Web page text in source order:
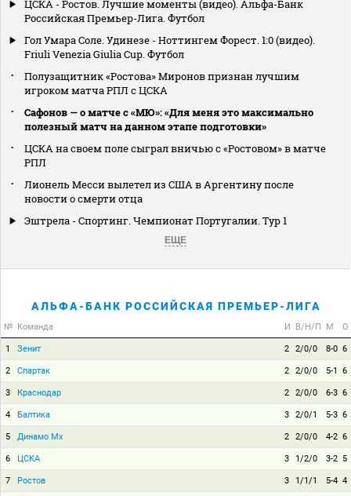
ЦСКА - Ростов. Лучшие моменты (видео). Альфа-Банк
Российская Премьер-Лига. Футбол
Гол Умара Соле. Удинезе - Ноттингем Форест. 1:0 (видео).
Friuli Venezia Giulia Cup. Футбол
Полузащитник «Ростова» Миронов признан лучшим
игроком матча РПЛ с ЦСКА
Сафонов — о матче с «МЮ»: «Для меня это максимально
полезный матч на данном этапе подготовки»
ЦСКА на своем поле сыграл вничью с «Ростовом» в матче
РПЛ
Лионель Месси вылетел из США в Аргентину после
новости о смерти отца
Эштрела - Спортинг. Чемпионат Португалии. Тур 1
ЕЩЕ
АЛЬФА-БАНК РОССИЙСКАЯ ПРЕМЬЕР-ЛИГА
№ Команда И В/Н/П М О
1 Зенит 2 2/0/0 8-0 6
2 Спартак 2 2/0/0 5-1 6
3 Краснодар 2 2/0/0 6-3 6
4 Балтика 3 2/0/1 5-3 6
5 Динамо Мх 2 2/0/0 4-2 6
6 ЦСКА 3 1/2/0 3-2 5
7 Ростов 3 1/1/1 5-4 4